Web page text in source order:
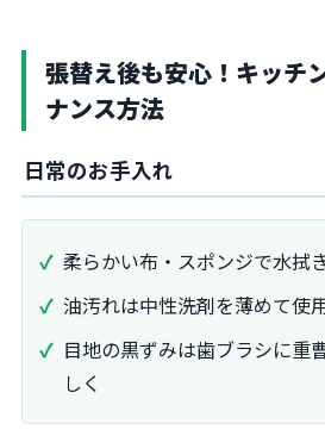
張替え後も安心！キッチ
ナンス方法
日常のお手入れ
柔らかい布・スポンジで水拭
油汚れは中性洗剤を薄めて使
目地の黒ずみは歯ブラシに重
しく